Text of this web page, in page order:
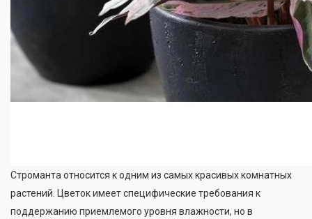
Строманта относится к одним из самых красивых комнатных
растений. Цветок имеет специфические требования к
поддержанию приемлемого уровня влажности, но в